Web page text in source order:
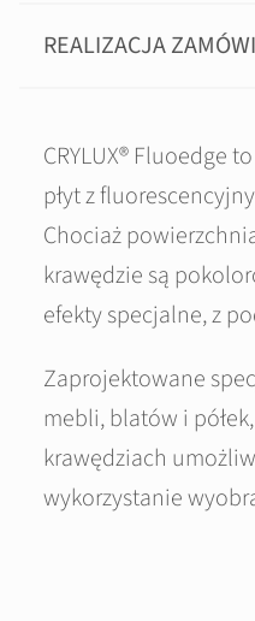
REALIZACJA
CRYLUX® Fluoedge
płyt z
Chociaż
krawędzie są
efekty specjalne, z
Zaprojektowane
mebli, blatów i
krawędziach
wykorzystanie